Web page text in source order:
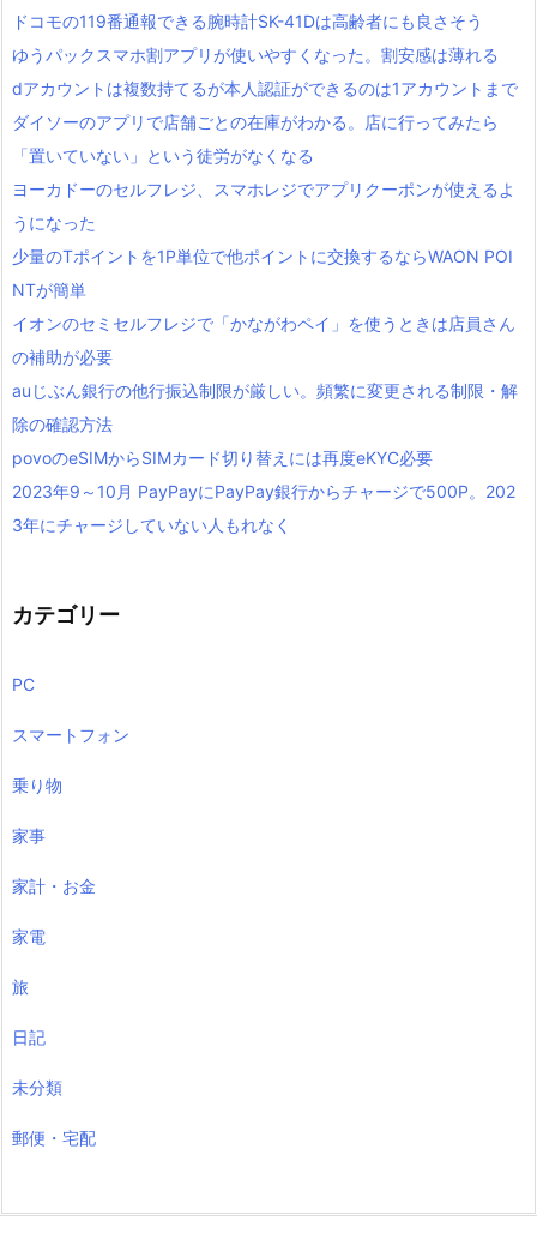
ドコモの119番通報できる腕時計SK-41Dは高齢者にも良さそう
ゆうパックスマホ割アプリが使いやすくなった。割安感は薄れる
dアカウントは複数持てるが本人認証ができるのは1アカウントまで
ダイソーのアプリで店舗ごとの在庫がわかる。店に行ってみたら
「置いていない」という徒労がなくなる
ヨーカドーのセルフレジ、スマホレジでアプリクーポンが使えるよ
うになった
少量のTポイントを1P単位で他ポイントに交換するならWAON POI
NTが簡単
イオンのセミセルフレジで「かながわペイ」を使うときは店員さん
の補助が必要
auじぶん銀行の他行振込制限が厳しい。頻繁に変更される制限・解
除の確認方法
povoのeSIMからSIMカード切り替えには再度eKYC必要
2023年9～10月 PayPayにPayPay銀行からチャージで500P。202
3年にチャージしていない人もれなく
カテゴリー
PC
スマートフォン
乗り物
家事
家計・お金
家電
旅
日記
未分類
郵便・宅配